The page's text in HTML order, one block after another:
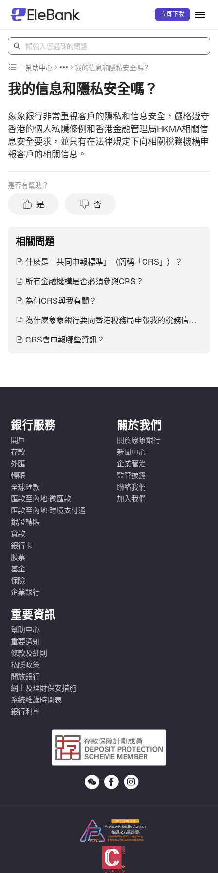
立即下載
幫助中心 我的信息和隱私安全嗎？
我的信息和隱私安全嗎？
象象銀行非常重視客戶的隱私和信息安全，嚴格遵守
香港的個人私隱條例和香港金融管理局HKMA相關信
息安全要求，並只有在法律規定下向相關稅務機構申
報客戶的相關信息。
是否有幫助？
是 否
相關問題
什麽是「共同申報標準」（簡稱「CRS」）？
所有金融機構是否必須參與CRS？
為何CRS與我有關？
為什麽象象銀行要向香港稅務局申報我的稅務信息？
CRS會申報哪些資訊？
銀行服務
開戶
存款
外匯
轉賬
全球匯款
匯款至內地·微匯款
匯款至內地·跨境支付通
銀證轉賬
貸款
銀行卡
股票
基金
保險
企業銀行
關於我們
關於象象銀行
新聞中心
企業管治
監管披露
聯絡我們
加入我們
重要資訊
幫助中心
重要通知
條款及細則
私隱政策
開放銀行
網上及理財保安措施
系統維護時間表
銀行利率